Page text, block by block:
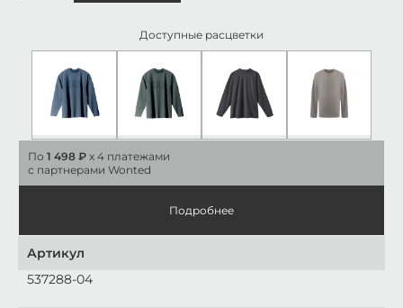
Доступные расцветки
По 1 498 ₽ x 4 платежами
с партнерами Wonted
Подробнее
Артикул
537288-04